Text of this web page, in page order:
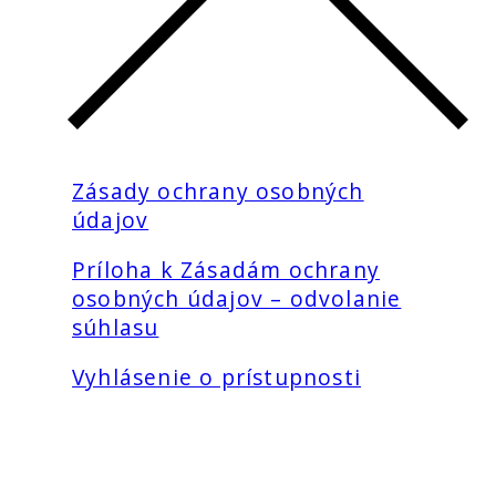
Zásady ochrany osobných
údajov
Príloha k Zásadám ochrany
osobných údajov – odvolanie
súhlasu
Vyhlásenie o prístupnosti